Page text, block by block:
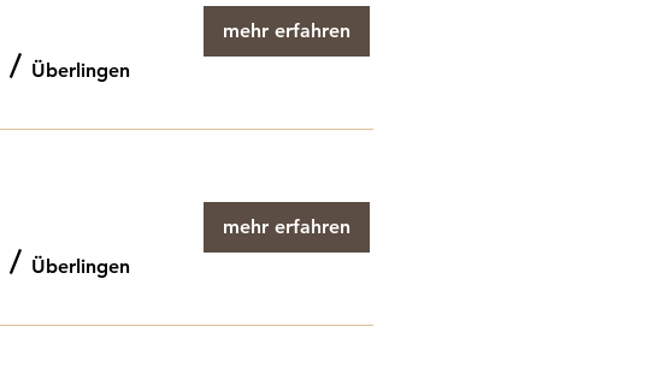
/ Überlingen
mehr erfahren
/ Überlingen
mehr erfahren